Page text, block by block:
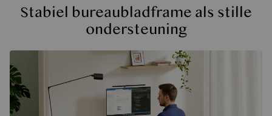
Stabiel bureaubladframe als stille
ondersteuning